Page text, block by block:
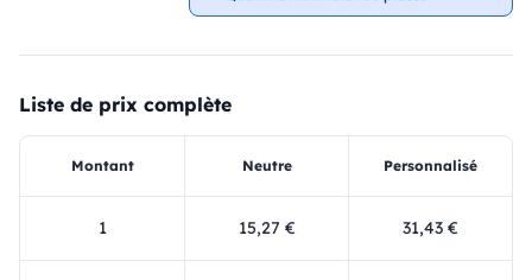
Liste de prix complète
Montant Neutre Personnalisé
1 15,27 € 31,43 €